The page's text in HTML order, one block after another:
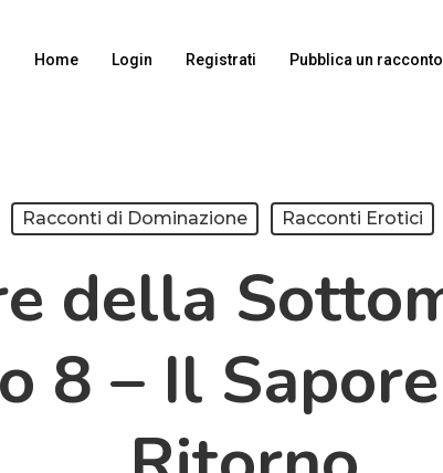
Home Login Registrati Pubblica un racconto
Racconti di Dominazione Racconti Erotici
della
8 – Il